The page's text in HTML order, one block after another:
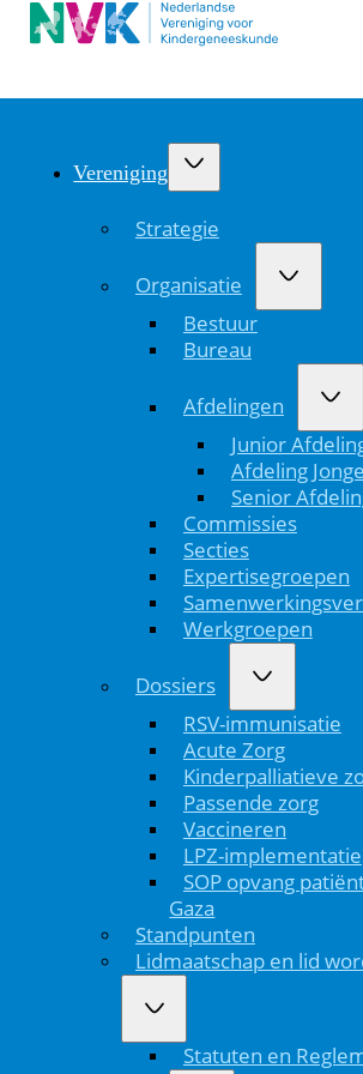
Vereniging
Strategie
Organisatie
Bestuur
Bureau
Afdelingen
Junior
Afdeling
Senior
Commissies
Secties
Expertisegroepen
Werkgroepen
Dossiers
RSV-immunisatie
Acute Zorg
Kinderpalliatieve
Passende zorg
Vaccineren
LPZ-implementatie
SOP opvang
Gaza
Standpunten
Lidmaatschap en lid
Statuten en
werkgroep
Passende